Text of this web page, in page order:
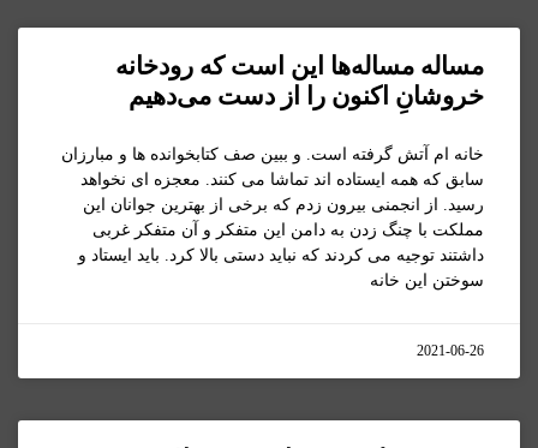
مساله مساله‌ها این است که رودخانه
خروشانِ اکنون را از دست می‌دهیم
خانه ام آتش گرفته است. و ببین صف کتابخوانده ها و مبارزان
سابق که همه ایستاده اند تماشا می کنند. معجزه ای نخواهد
رسید. از انجمنی بیرون زدم که برخی از بهترین جوانان این
مملکت با چنگ زدن به دامن این متفکر و آن متفکر غربی
داشتند توجیه می کردند که نباید دستی بالا کرد. باید ایستاد و
سوختن این خانه
2021-06-26